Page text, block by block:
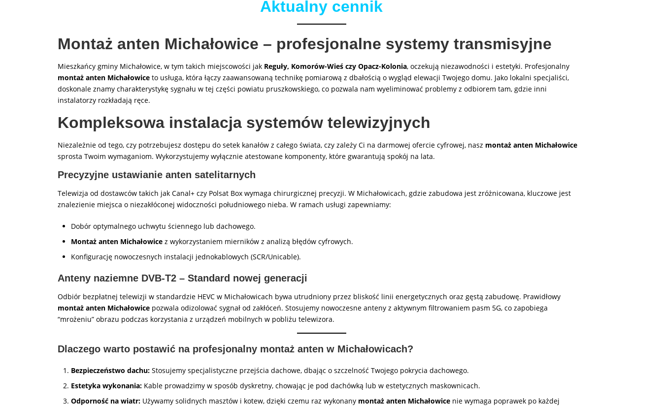
Aktualny cennik
Montaż anten Michałowice – profesjonalne systemy transmisyjne
Mieszkańcy gminy Michałowice, w tym takich miejscowości jak Reguły, Komorów-Wieś czy Opacz-Kolonia, oczekują niezawodności i estetyki. Profesjonalny
montaż anten Michałowice to usługa, która łączy zaawansowaną technikę pomiarową z dbałością o wygląd elewacji Twojego domu. Jako lokalni specjaliści,
doskonale znamy charakterystykę sygnału w tej części powiatu pruszkowskiego, co pozwala nam wyeliminować problemy z odbiorem tam, gdzie inni
instalatorzy rozkładają ręce.
Kompleksowa instalacja systemów telewizyjnych
Niezależnie od tego, czy potrzebujesz dostępu do setek kanałów z całego świata, czy zależy Ci na darmowej ofercie cyfrowej, nasz montaż anten Michałowice
sprosta Twoim wymaganiom. Wykorzystujemy wyłącznie atestowane komponenty, które gwarantują spokój na lata.
Precyzyjne ustawianie anten satelitarnych
Telewizja od dostawców takich jak Canal+ czy Polsat Box wymaga chirurgicznej precyzji. W Michałowicach, gdzie zabudowa jest zróżnicowana, kluczowe jest
znalezienie miejsca o niezakłóconej widoczności południowego nieba. W ramach usługi zapewniamy:
Dobór optymalnego uchwytu ściennego lub dachowego.
Montaż anten Michałowice z wykorzystaniem mierników z analizą błędów cyfrowych.
Konfigurację nowoczesnych instalacji jednokablowych (SCR/Unicable).
Anteny naziemne DVB-T2 – Standard nowej generacji
Odbiór bezpłatnej telewizji w standardzie HEVC w Michałowicach bywa utrudniony przez bliskość linii energetycznych oraz gęstą zabudowę. Prawidłowy
montaż anten Michałowice pozwala odizolować sygnał od zakłóceń. Stosujemy nowoczesne anteny z aktywnym filtrowaniem pasm 5G, co zapobiega
“mrożeniu” obrazu podczas korzystania z urządzeń mobilnych w pobliżu telewizora.
Dlaczego warto postawić na profesjonalny montaż anten w Michałowicach?
Bezpieczeństwo dachu: Stosujemy specjalistyczne przejścia dachowe, dbając o szczelność Twojego pokrycia dachowego.
Estetyka wykonania: Kable prowadzimy w sposób dyskretny, chowając je pod dachówką lub w estetycznych maskownicach.
Odporność na wiatr: Używamy solidnych masztów i kotew, dzięki czemu raz wykonany montaż anten Michałowice nie wymaga poprawek po każdej